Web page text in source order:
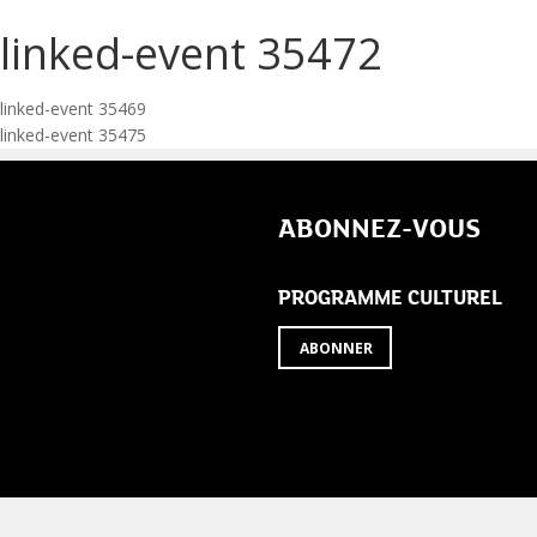
linked-event 35472
Navigation
de
linked-event 35469
linked-event 35475
ABONNEZ-VOUS
PROGRAMME CULTUREL
ABONNER